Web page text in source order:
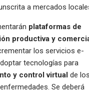
a mercados
plataformas de
productiva y
los servicios e-
tecnologías para
y control virtual de los
Se deberá